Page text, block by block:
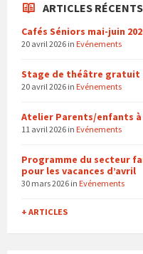
ARTICLES RÉCENTS
Cafés Séniors mai-juin
20 avril 2026 in Evénements
Stage de théâtre gratuit
20 avril 2026 in Evénements
Atelier Parents/enfants à
11 avril 2026 in Evénements
Programme du secteur
pour les vacances d’avril
30 mars 2026 in Evénements
+ ARTICLES